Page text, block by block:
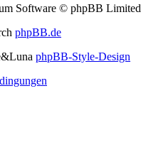
Software © phpBB Limited
phpBB.de
phpBB-Style-Design